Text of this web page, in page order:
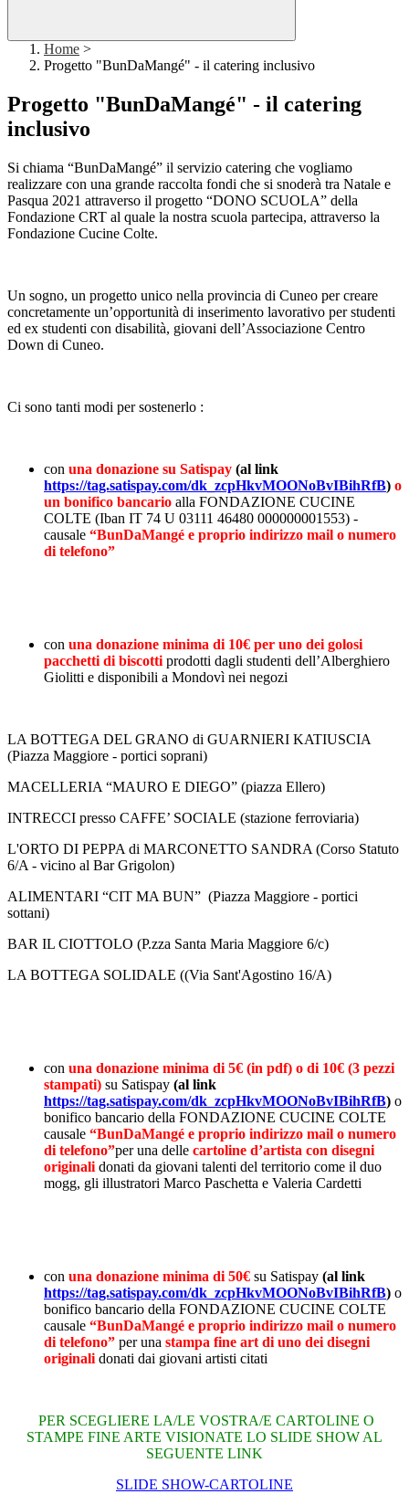
Home >
Progetto "BunDaMangé" - il catering inclusivo
Progetto "BunDaMangé" - il catering
inclusivo
Si chiama “BunDaMangé” il servizio catering che vogliamo
realizzare con una grande raccolta fondi che si snoderà tra Natale e
Pasqua 2021 attraverso il progetto “DONO SCUOLA” della
Fondazione CRT al quale la nostra scuola partecipa, attraverso la
Fondazione Cucine Colte.
Un sogno, un progetto unico nella provincia di Cuneo per creare
concretamente un’opportunità di inserimento lavorativo per studenti
ed ex studenti con disabilità, giovani dell’Associazione Centro
Down di Cuneo.
Ci sono tanti modi per sostenerlo :
con una donazione su Satispay (al link
https://tag.satispay.com/dk_zcpHkvMOONoBvIBihRfB) o
un bonifico bancario alla FONDAZIONE CUCINE
COLTE (Iban IT 74 U 03111 46480 000000001553) -
causale “BunDaMangé e proprio indirizzo mail o numero
di telefono”
con una donazione minima di 10€ per uno dei golosi
pacchetti di biscotti prodotti dagli studenti dell’Alberghiero
Giolitti e disponibili a Mondovì nei negozi
LA BOTTEGA DEL GRANO di GUARNIERI KATIUSCIA
(Piazza Maggiore - portici soprani)
MACELLERIA “MAURO E DIEGO” (piazza Ellero)
INTRECCI presso CAFFE’ SOCIALE (stazione ferroviaria)
L'ORTO DI PEPPA di MARCONETTO SANDRA (Corso Statuto
6/A - vicino al Bar Grigolon)
ALIMENTARI “CIT MA BUN” (Piazza Maggiore - portici
sottani)
BAR IL CIOTTOLO (P.zza Santa Maria Maggiore 6/c)
LA BOTTEGA SOLIDALE ((Via Sant'Agostino 16/A)
con una donazione minima di 5€ (in pdf) o di 10€ (3 pezzi
stampati) su Satispay (al link
https://tag.satispay.com/dk_zcpHkvMOONoBvIBihRfB) o
bonifico bancario della FONDAZIONE CUCINE COLTE
causale “BunDaMangé e proprio indirizzo mail o numero
di telefono”per una delle cartoline d’artista con disegni
originali donati da giovani talenti del territorio come il duo
mogg, gli illustratori Marco Paschetta e Valeria Cardetti
con una donazione minima di 50€ su Satispay (al link
https://tag.satispay.com/dk_zcpHkvMOONoBvIBihRfB) o
bonifico bancario della FONDAZIONE CUCINE COLTE
causale “BunDaMangé e proprio indirizzo mail o numero
di telefono” per una stampa fine art di uno dei disegni
originali donati dai giovani artisti citati
PER SCEGLIERE LA/LE VOSTRA/E CARTOLINE O
STAMPE FINE ARTE VISIONATE LO SLIDE SHOW AL
SEGUENTE LINK
SLIDE SHOW-CARTOLINE